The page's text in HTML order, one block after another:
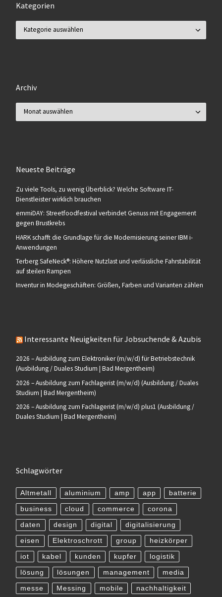
Kategorien
Archiv
Neueste Beiträge
Zu viele Tools, zu wenig Überblick? Welche Software IT-
Dienstleister wirklich brauchen
emmiDAY: Streetfoodfestival verbindet Genuss mit Engagement
gegen Brustkrebs
HARK schafft die Grundlage für die Modernisierung seiner IBM i-
Anwendungen
Terberg SafeNeck®: Höhere Nutzlast und verlässliche Fahrstabilität
auf steilen Rampen
Inventur in Modegeschäften: Größen, Farben und Varianten zählen
Interessante Neuigkeiten für Jobsuchende & Azubis
2026 – Ausbildung zum Elektroniker (m/w/d) für Betriebstechnik
(Ausbildung / Duales Studium | Bad Mergentheim)
2026 – Ausbildung zum Fachlagerist (m/w/d) (Ausbildung / Duales
Studium | Bad Mergentheim)
2026 – Ausbildung zum Fachlagerist (m/w/d) plus1 (Ausbildung /
Duales Studium | Bad Mergentheim)
Schlagwörter
Altmetall aluminium amp app batterie
business cloud commerce corona
daten design digital digitalisierung
eisen Elektroschrott group heizkörper
iot kabel kunden kupfer logistik
lösung lösungen management media
messe Messing mobile nachhaltigkeit